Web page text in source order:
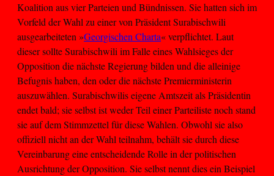
Koalition aus vier Parteien und Bündnissen. Sie hatten sich im
Vorfeld der Wahl zu einer von Präsident Surabischwili
ausgearbeiteten »Georgischen Charta« verpflichtet. Laut
dieser sollte Surabischwili im Falle eines Wahlsieges der
Opposition die nächste Regierung bilden und die alleinige
Befugnis haben, den oder die nächste Premierministerin
auszuwählen. Surabischwilis eigene Amtszeit als Präsidentin
endet bald; sie selbst ist weder Teil einer Parteiliste noch stand
sie auf dem Stimmzettel für diese Wahlen. Obwohl sie also
offiziell nicht an der Wahl teilnahm, behält sie durch diese
Vereinbarung eine entscheidende Rolle in der politischen
Ausrichtung der Opposition. Sie selbst nennt dies ein Beispiel